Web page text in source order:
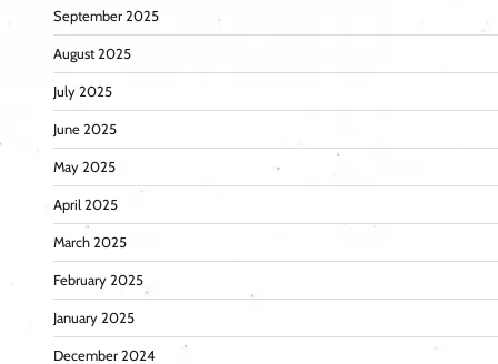
September 2025
August 2025
July 2025
June 2025
May 2025
April 2025
March 2025
February 2025
January 2025
December 2024